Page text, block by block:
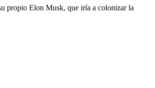
propio Elon Musk, que iría a colonizar la